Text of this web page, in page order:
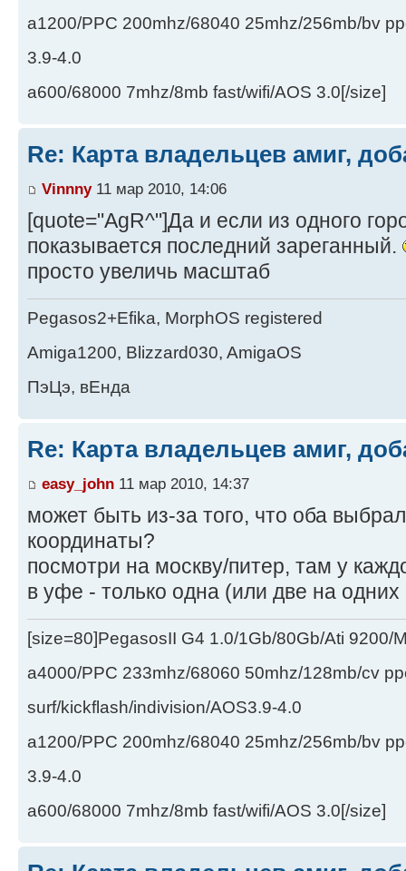
a1200/PPC 200mhz/68040 25mhz/256mb/bv
3.9-4.0
a600/68000 7mhz/8mb fast/wifi/AOS 3.0[/size]
Re: Карта владельцев амиг,
Vinnny11 мар 2010, 14:06
[quote="AgR^"]Да и если из одного
показывается последний зареганный.
просто увеличь масштаб
Pegasos2+Efika, MorphOS registered
Amiga1200, Blizzard030, AmigaOS
ПэЦэ, вЕнда
Re: Карта владельцев амиг,
easy_john 11 мар 2010, 14:37
может быть из-за того, что оба
координаты?
посмотри на москву/питер, там у
в уфе - только одна (или две на одних
[size=80]PegasosII G4 1.0/1Gb/80Gb/Ati 9200/
a4000/PPC 233mhz/68060 50mhz/128mb/cv
surf/kickflash/indivision/AOS3.9-4.0
a1200/PPC 200mhz/68040 25mhz/256mb/bv
3.9-4.0
a600/68000 7mhz/8mb fast/wifi/AOS 3.0[/size]